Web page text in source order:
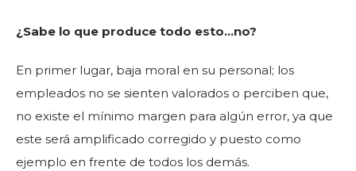
¿Sabe lo que produce todo esto…no?
En primer lugar, baja moral en su personal; los
empleados no se sienten valorados o perciben que,
no existe el mínimo margen para algún error, ya que
este será amplificado corregido y puesto como
ejemplo en frente de todos los demás.